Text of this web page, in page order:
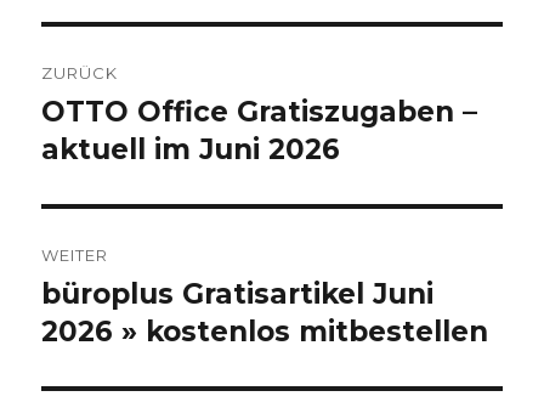
ZURÜCK
Vorheriger
Beitrag:
OTTO Office Gratiszugaben –
aktuell im Juni 2026
WEITER
Nächster
Beitrag:
büroplus Gratisartikel Juni
2026 » kostenlos mitbestellen